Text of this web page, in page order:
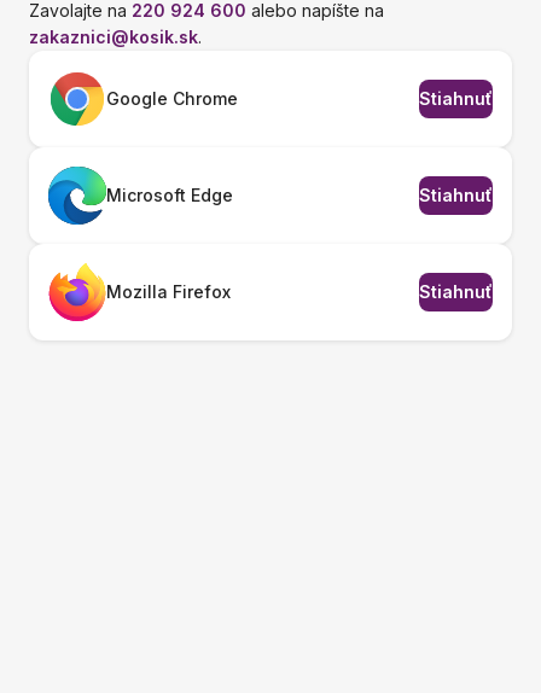
Zavolajte na 220 924 600 alebo napíšte na
zakaznici@kosik.sk.
Google Chrome Stiahnuť
Microsoft Edge Stiahnuť
Mozilla Firefox Stiahnuť